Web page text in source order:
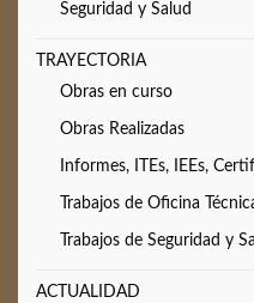
Seguridad y Salud
TRAYECTORIA
Obras en curso
Obras Realizadas
Informes, ITEs, IEEs,
Trabajos de Oficina
Trabajos de Seguridad y
ACTUALIDAD